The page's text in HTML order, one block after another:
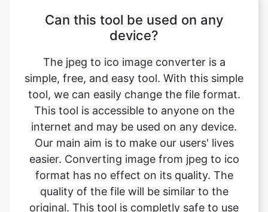
simple, free, and easy tool. With this simple
tool, we can easily change the file format.
This tool is accessible to anyone on the
internet and may be used on any device.
Our main aim is to make our users' lives
easier. Converting image from jpeg to ico
format has no effect on its quality. The
quality of the file will be similar to the
original. This tool is completly safe to use
we do not collect any information. This is
one of the primary features of our online
image converter. We ensure that the image